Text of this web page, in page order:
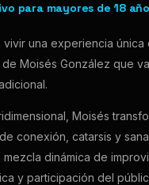
para mayores de 18
vivir una experiencia
Moisés González que
Moisés
conexión, catarsis y
mezcla dinámica de
y participación del